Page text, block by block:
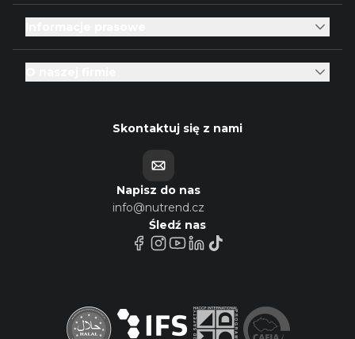
Skontaktuj się z nami
Napisz do nas
info@nutrend.cz
Śledź nas